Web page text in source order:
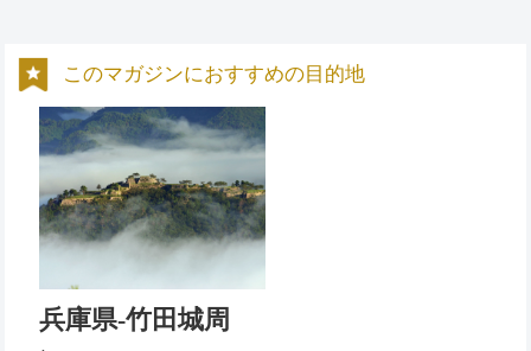
このマガジンにおすすめの目的地
兵庫県-竹田城周